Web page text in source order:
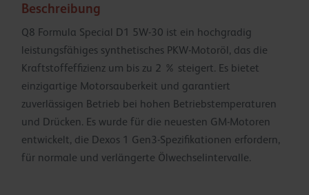
Beschreibung
Q8 Formula Special D1 5W-30 ist ein hochgradig
leistungsfähiges synthetisches PKW-Motoröl, das die
Kraftstoffeffizienz um bis zu 2 % steigert. Es bietet
einzigartige Motorsauberkeit und garantiert
zuverlässigen Betrieb bei hohen Betriebstemperaturen
und Drücken. Es wurde für die neuesten GM-Motoren
entwickelt, die Dexos 1 Gen3-Spezifikationen erfordern,
für normale und verlängerte Ölwechselintervalle.